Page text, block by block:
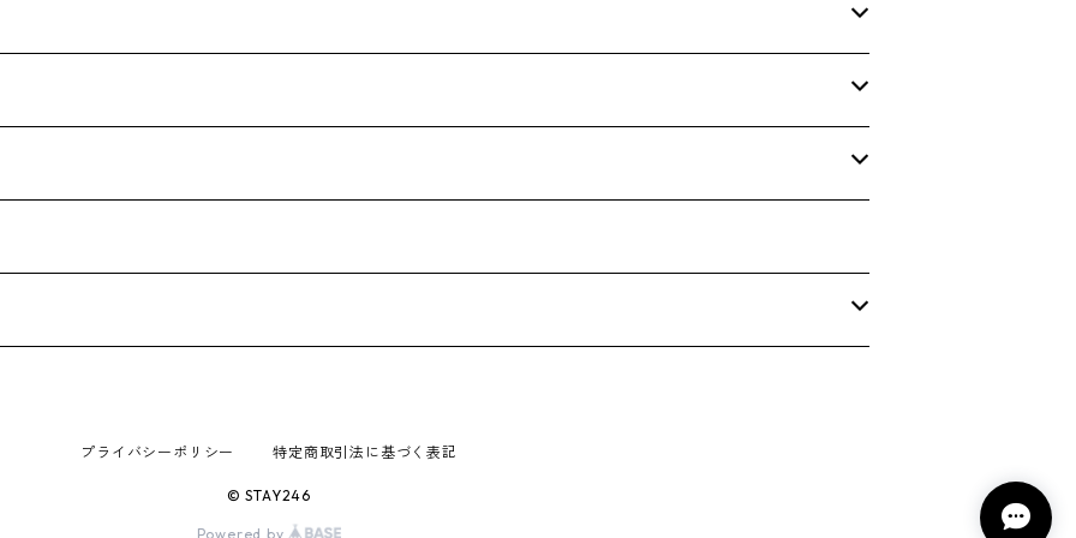
プライバシーポリシー 特定商取引法に基づく表記
© STAY246
Powered by